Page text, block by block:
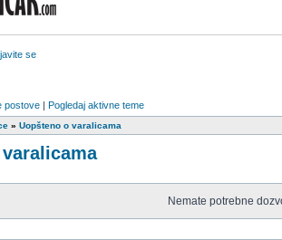
se
postove | Pogledaj aktivne teme
» Uopšteno o varalicama
Nemate potrebne